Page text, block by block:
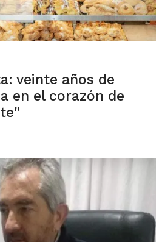
veinte años de
en el corazón de